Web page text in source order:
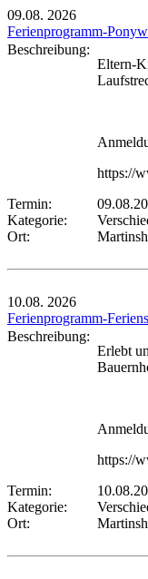
09.08. 2026
Ferienprogramm-
Beschreibung:
Eltern-
https://
Termin:
Kategorie:
Ort:
10.08. 2026
Ferienprogramm-
Beschreibung:
Erlebt
https://
Termin:
Kategorie:
Ort: